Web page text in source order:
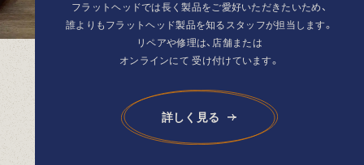
フラットヘッドでは長く製品をご愛好いただきたいため、
誰よりもフラットヘッド製品を知るスタッフが担当します。
リペアや修理は、店舗または
オンラインにて 受け付けています。
詳しく見る